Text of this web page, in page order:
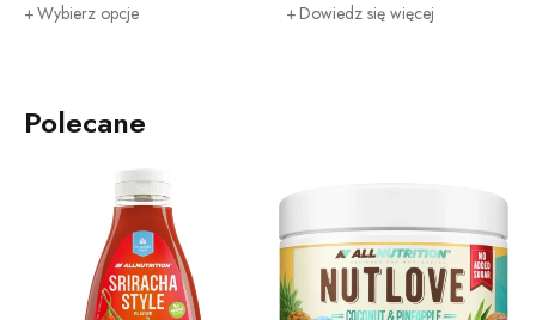
Wybierz opcje Dowiedz się więcej
Polecane